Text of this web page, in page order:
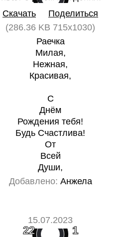
Скачать
Поделиться
(286.36 KB 715x1030)
Раечка
Милая,
Нежная,
Красивая,
С
Днём
Рождения тебя!
Будь Счастлива!
От
Всей
Души,
Добавлено: Анжела
15.07.2023
22 1